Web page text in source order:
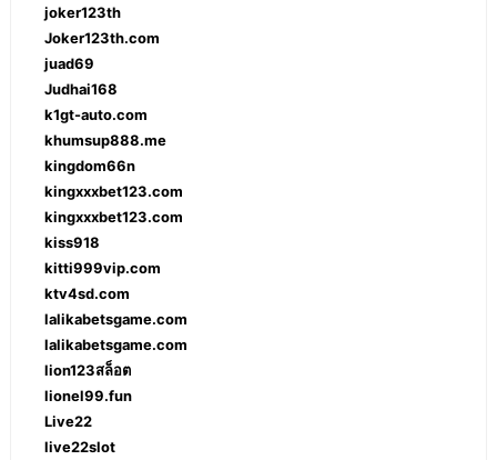
joker123th
Joker123th.com
juad69
Judhai168
k1gt-auto.com
khumsup888.me
kingdom66n
kingxxxbet123.com
kingxxxbet123.com
kiss918
kitti999vip.com
ktv4sd.com
lalikabetsgame.com
lalikabetsgame.com
lion123สล็อต
lionel99.fun
Live22
live22slot